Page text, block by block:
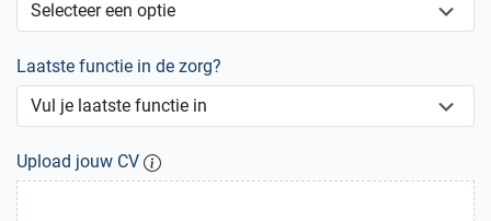
Laatste functie in de zorg?
Upload jouw CV